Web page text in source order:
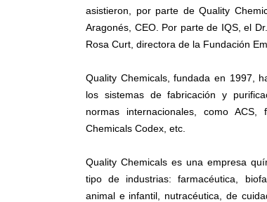
asistieron, por parte de Quality
Aragonés, CEO. Por parte de IQS, el
Rosa Curt, directora de la Fundación
Quality Chemicals, fundada en 1997,
los sistemas de fabricación y
normas internacionales, como ACS,
Chemicals Codex, etc.
Quality Chemicals es una empresa
tipo de industrias: farmacéutica,
animal e infantil, nutracéutica, de